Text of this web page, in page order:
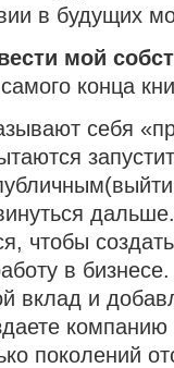
в будущих
мой
конца
себя
чтобы
в
вклад и
компанию
поколений